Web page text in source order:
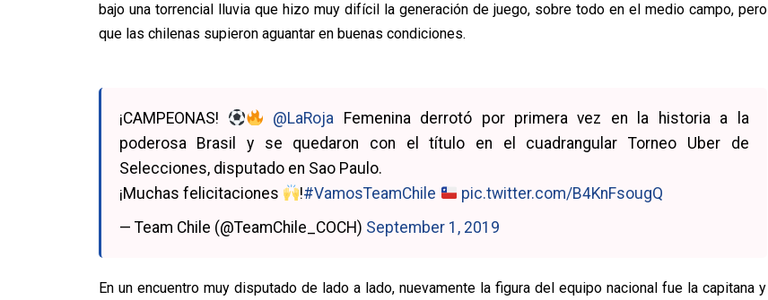
bajo una torrencial lluvia que hizo muy difícil la generación de juego, sobre todo en el medio campo, pero
que las chilenas supieron aguantar en buenas condiciones.
¡CAMPEONAS! @LaRoja Femenina derrotó por primera vez en la historia a la
poderosa Brasil y se quedaron con el título en el cuadrangular Torneo Uber de
Selecciones, disputado en Sao Paulo.
¡Muchas felicitaciones
!#VamosTeamChile
pic.twitter.com/B4KnFsougQ
— Team Chile (@TeamChile_COCH) September 1, 2019
En un encuentro muy disputado de lado a lado, nuevamente la figura del equipo nacional fue la capitana y